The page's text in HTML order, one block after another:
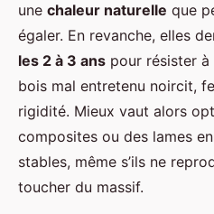
une chaleur naturelle que
égaler. En revanche, elles
les 2 à 3 ans pour résister à
bois mal entretenu noircit,
rigidité. Mieux vaut alors
composites ou des lames
stables, même s’ils ne
toucher du massif.